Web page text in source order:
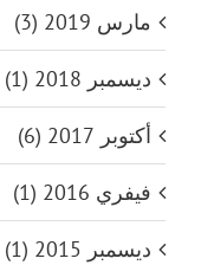
مارس 2019 (3)
ديسمبر 2018 (1)
أكتوبر 2017 (6)
فيفري 2016 (1)
ديسمبر 2015 (1)